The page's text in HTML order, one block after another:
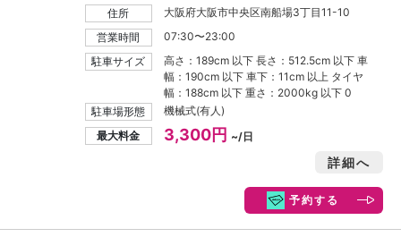
住所
大阪府大阪市中央区南船場3丁目11-10
営業時間
07:30〜23:00
駐車サイズ
高さ：189cm 以下 長さ：512.5cm 以下 車
幅：190cm 以下 車下：11cm 以上 タイヤ
幅：188cm 以下 重さ：2000kg 以下 0
駐車場形態
機械式(有人)
最大料金
3,300円 ~/日
詳細へ
予約する